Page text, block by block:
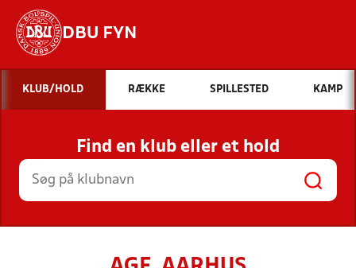
DBU FYN
Hvad vil du søge efter?
INDHOLD OG NYHEDER
STILLINGER, RESULTATER, KLUBBER OG
HOLD
KLUB/HOLD RÆKKE SPILLESTED KAMP
Find en klub eller et hold